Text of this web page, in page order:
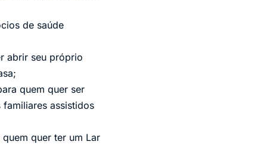
de saúde
abrir seu próprio
quem quer ser
assistidos
quer ter um Lar